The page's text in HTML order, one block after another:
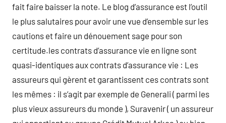
fait faire baisser la note. Le blog d’assurance est l’outil
le plus salutaires pour avoir une vue d’ensemble sur les
cautions et faire un dénouement sage pour son
certitude.les contrats d’assurance vie en ligne sont
quasi-identiques aux contrats d’assurance vie : Les
assureurs qui gèrent et garantissent ces contrats sont
les mêmes : il s’agit par exemple de Generali ( parmi les
plus vieux assureurs du monde ), Suravenir ( un assureur